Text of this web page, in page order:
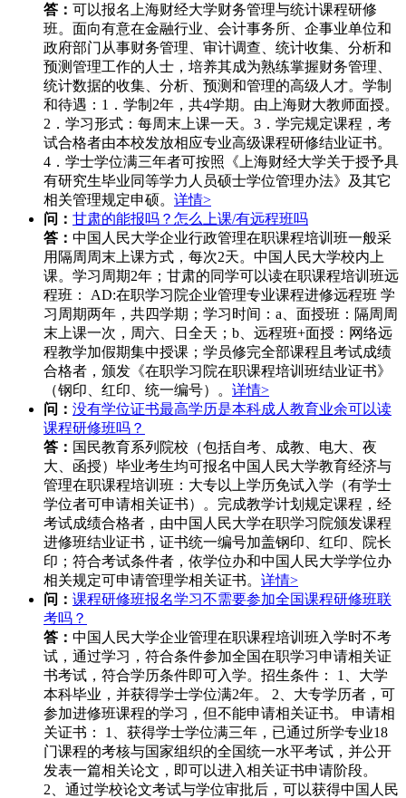
答： 可以报名上海财经大学财务管理与统计课程研修
班。面向有意在金融行业、会计事务所、企事业单位和
政府部门从事财务管理、审计调查、统计收集、分析和
预测管理工作的人士，培养其成为熟练掌握财务管理、
统计数据的收集、分析、预测和管理的高级人才。学制
和待遇：1．学制2年，共4学期。由上海财大教师面授。
2．学习形式：每周末上课一天。3．学完规定课程，考
试合格者由本校发放相应专业高级课程研修结业证书。
4．学士学位满三年者可按照《上海财经大学关于授予具
有研究生毕业同等学力人员硕士学位管理办法》及其它
相关管理规定申硕。 详情>
问： 甘肃的能报吗？怎么上课/有远程班吗
答： 中国人民大学企业行政管理在职课程培训班一般采
用隔周周末上课方式，每次2天。中国人民大学校内上
课。学习周期2年；甘肃的同学可以读在职课程培训班远
程班： AD:在职学习院企业管理专业课程进修远程班 学
习周期两年，共四学期；学习时间：a、面授班：隔周周
末上课一次，周六、日全天；b、远程班+面授：网络远
程教学加假期集中授课；学员修完全部课程且考试成绩
合格者，颁发《在职学习院在职课程培训班结业证书》
（钢印、红印、统一编号）。 详情>
问： 没有学位证书最高学历是本科成人教育业余可以读
课程研修班吗？
答： 国民教育系列院校（包括自考、成教、电大、夜
大、函授）毕业考生均可报名中国人民大学教育经济与
管理在职课程培训班：大专以上学历免试入学（有学士
学位者可申请相关证书）。完成教学计划规定课程，经
考试成绩合格者，由中国人民大学在职学习院颁发课程
进修班结业证书，证书统一编号加盖钢印、红印、院长
印；符合考试条件者，依学位办和中国人民大学学位办
相关规定可申请管理学相关证书。 详情>
问： 课程研修班报名学习不需要参加全国课程研修班联
考吗？
答： 中国人民大学企业管理在职课程培训班入学时不考
试，通过学习，符合条件参加全国在职学习申请相关证
书考试，符合学历条件即可入学。招生条件： 1、大学
本科毕业，并获得学士学位满2年。 2、大专学历者，可
参加进修班课程的学习，但不能申请相关证书。 申请相
关证书： 1、获得学士学位满三年，已通过所学专业18
门课程的考核与国家组织的全国统一水平考试，并公开
发表一篇相关论文，即可以进入相关证书申请阶段。
2、通过学校论文考试与学位审批后，可以获得中国人民